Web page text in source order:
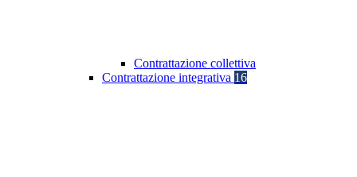
Contrattazione collettiva
Contrattazione integrativa 16